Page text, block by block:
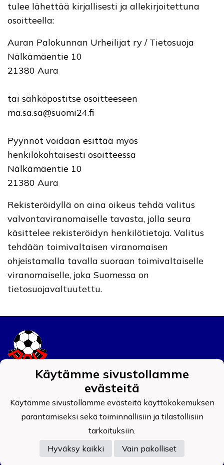
tulee lähettää kirjallisesti ja allekirjoitettuna
osoitteella:
Auran Palokunnan Urheilijat ry / Tietosuoja
Nälkämäentie 10
21380 Aura
tai sähköpostitse osoitteeseen
ma.sa.sa@suomi24.fi
Pyynnöt voidaan esittää myös
henkilökohtaisesti osoitteessa
Nälkämäentie 10
21380 Aura
Rekisteröidyllä on aina oikeus tehdä valitus
valvontaviranomaiselle tavasta, jolla seura
käsittelee rekisteröidyn henkilötietoja. Valitus
tehdään toimivaltaisen viranomaisen
ohjeistamalla tavalla suoraan toimivaltaiselle
viranomaiselle, joka Suomessa on
tietosuojavaltuutettu.
Tietosuojaseloste
Auran Palokunnan Urheilijat ry
0908519-4
Käytämme sivustollamme
evästeitä
Käytämme sivustollamme evästeitä käyttökokemuksen
parantamiseksi sekä toiminnallisiin ja tilastollisiin
tarkoituksiin.
Hyväksy kaikki
Vain pakolliset